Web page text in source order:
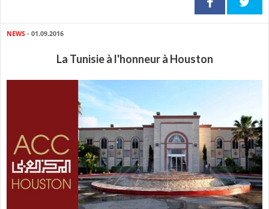
NEWS - 01.09.2016
La Tunisie à l'honneur à Houston